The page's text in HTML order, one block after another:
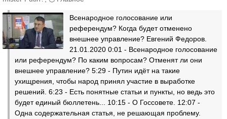
Всенародное голосование или
референдум? Когда будет отменено
внешнее управление? Евгений Федоров.
21.01.2020 0:01 - Всенародное голосование
или референдум? По каким вопросам? Отменят ли они
внешнее управление? 5:29 - Путин идёт на такие
ухищрения, чтобы народ принял участие в выработке
решений. 6:23 - Есть понятные статьи и пункты, но ведь это
будет единый бюллетень... 10:15 - О Госсовете. 12:07 -
Одна содержательная статья, не решающая проблему.